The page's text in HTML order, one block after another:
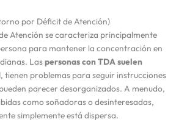
por Déficit de Atención)
Atención se caracteriza principalmente
para mantener la concentración en
Laspersonas con TDA suelen
, tienen problemas para seguir instrucciones
parecer desorganizados. A menudo,
como soñadoras o desinteresadas,
simplemente está dispersa.